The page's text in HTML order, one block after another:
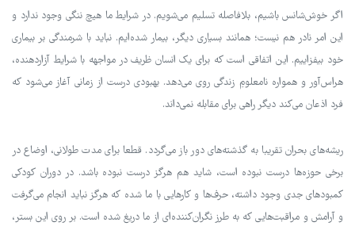
اگر خوش‌شانس باشیم، بلافاصله تسلیم می‌شویم. در شرایط ما هیچ ننگی وجود ندارد و
این امر نادر هم نیست؛ همانند بسیاری دیگر، بیمار شده‌ایم. نباید با شرمندگی بر بیماری
خود بیفزاییم. این اتفاقی است که برای یک انسان ظریف در مواجهه با شرایط آزاردهنده،
هراس‌آور و همواره نامعلومِ زندگی روی می‌دهد. بهبودی درست از زمانی آغاز می‌شود که
فرد اذعان می‌کند دیگر راهی برای مقابله نمی‌داند.
ریشه‌های بحران تقریبا به گذشته‌های دور باز می‌گردد. قطعا برای مدت طولانی، اوضاع در
برخی حوزه‌ها درست نبوده است، شاید هم هرگز درست نبوده باشد. در دوران کودکی
کمبودهای جدی وجود داشته، حرف‌ها و کارهایی با ما شده که هرگز نباید انجام می‌گرفت
و آرامش و مراقبت‌هایی که به طرز نگران‌کننده‌ای از ما دریغ شده است. بر روی این بستر،